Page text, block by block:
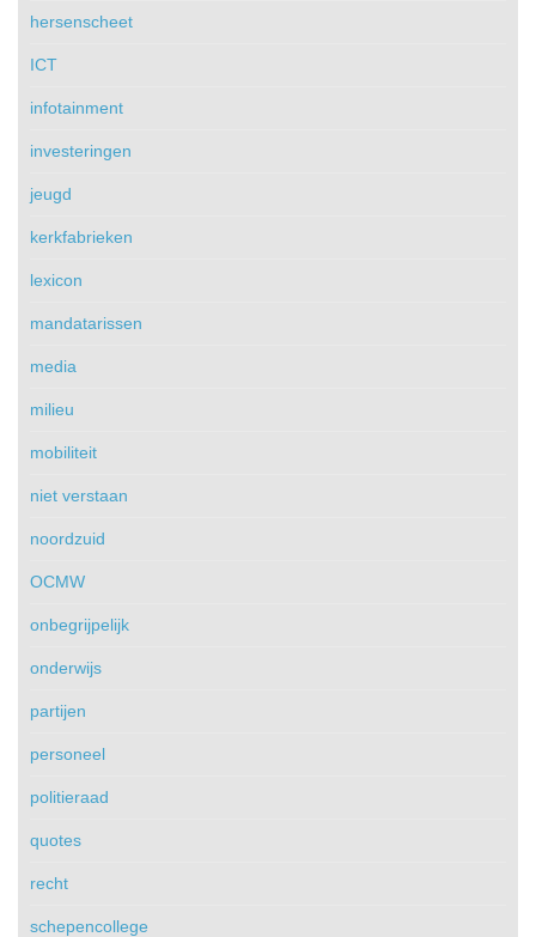
hersenscheet
ICT
infotainment
investeringen
jeugd
kerkfabrieken
lexicon
mandatarissen
media
milieu
mobiliteit
niet verstaan
noordzuid
OCMW
onbegrijpelijk
onderwijs
partijen
personeel
politieraad
quotes
recht
schepencollege